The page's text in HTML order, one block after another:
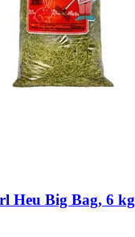
Heu Big Bag, 6 kg